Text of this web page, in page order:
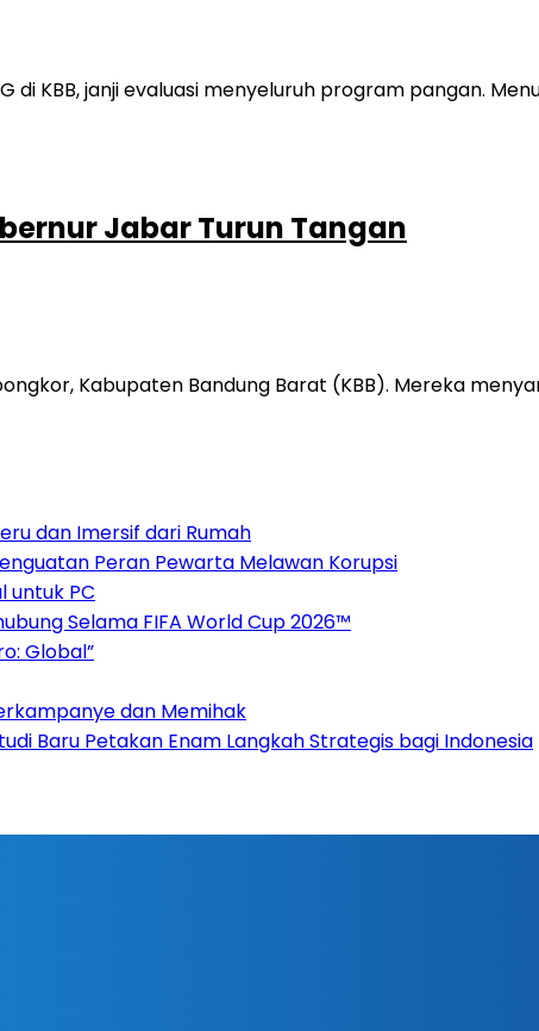
Jabar Turun Tangan
Kabupaten Bandung Barat (KBB). Mereka
dan Imersif dari Rumah
Peran Pewarta Melawan Korupsi
untuk PC
Selama FIFA World Cup 2026™
Global”
dan Memihak
Baru Petakan Enam Langkah Strategis bagi Indonesia